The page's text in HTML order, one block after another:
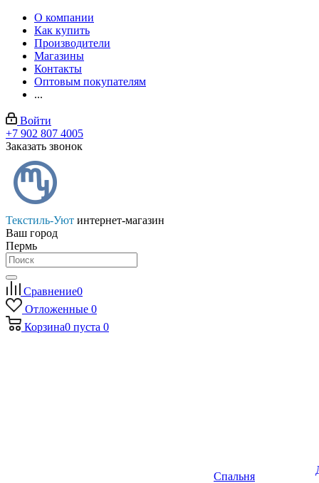
О компании
Как купить
Производители
Магазины
Контакты
Оптовым покупателям
...
Войти
+7 902 807 4005
Заказать звонок
Текстиль-Уют интернет-магазин
Ваш город
Пермь
Сравнение0
Отложенные 0
Корзина0 пуста 0
Спальня